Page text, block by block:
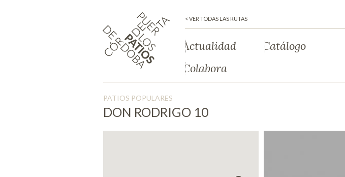
< VER TODAS LAS RUTAS
Actualidad
Catálogo
Colabora
PATIOS POPULARES
DON RODRIGO 10